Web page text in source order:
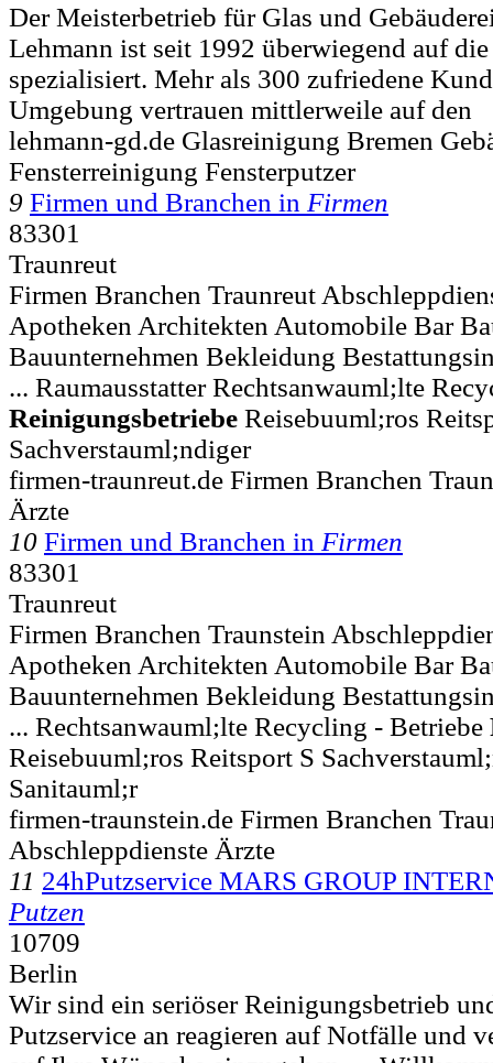
Der Meisterbetrieb für Glas und
Lehmann ist seit 1992 überwiegend auf
spezialisiert. Mehr als 300 zufriedene
Umgebung vertrauen mittlerweile auf den
lehmann-gd.de Glasreinigung Bremen
Fensterreinigung Fensterputzer
9 Firmen und Branchen in Firmen
83301
Traunreut
Firmen Branchen Traunreut
Apotheken Architekten Automobile Bar
Bauunternehmen Bekleidung
... Raumausstatter Rechtsanwauml;lte
Reinigungsbetriebe Reisebuuml;ros
Sachverstauml;ndiger
firmen-traunreut.de Firmen Branchen
Ärzte
10 Firmen und Branchen in Firmen
83301
Traunreut
Firmen Branchen Traunstein
Apotheken Architekten Automobile Bar
Bauunternehmen Bekleidung
... Rechtsanwauml;lte Recycling - Betriebe
Reisebuuml;ros Reitsport S
Sanitauml;r
firmen-traunstein.de Firmen Branchen
Abschleppdienste Ärzte
11 24hPutzservice MARS GROUP
Putzen
10709
Berlin
Wir sind ein seriöser Reinigungsbetrieb
Putzservice an reagieren auf Notfälle und